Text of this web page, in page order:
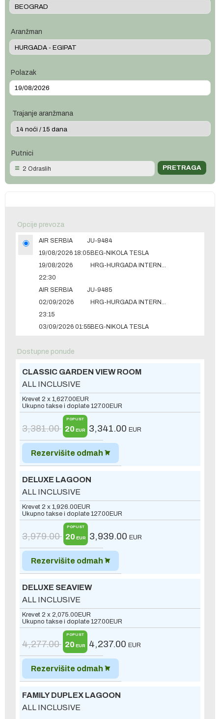
Aranžman
Polazak
Trajanje aranžmana
Putnici
2 Odraslih
Opcije prevoza
AIR SERBIA
JU-9484
19/08/2026 18:05BEG-NIKOLA TESLA
19/08/2026
22:30
AIR SERBIA
JU-9485
02/09/2026
23:15
03/09/2026 01:55BEG-NIKOLA TESLA
Dostupne ponude
CLASSIC GARDEN VIEW ROOM
ALL INCLUSIVE
Krevet 2 x 1,627.00EUR
Ukupno takse i doplate 127.00EUR
3,381.00
POPUST
20 EUR 3,341.00 EUR
Rezervišite odmah
DELUXE LAGOON
ALL INCLUSIVE
Krevet 2 x 1,926.00EUR
Ukupno takse i doplate 127.00EUR
3,979.00
POPUST
20 EUR 3,939.00 EUR
Rezervišite odmah
DELUXE SEAVIEW
ALL INCLUSIVE
Krevet 2 x 2,075.00EUR
Ukupno takse i doplate 127.00EUR
4,277.00
POPUST
20 EUR 4,237.00 EUR
Rezervišite odmah
FAMILY DUPLEX LAGOON
ALL INCLUSIVE